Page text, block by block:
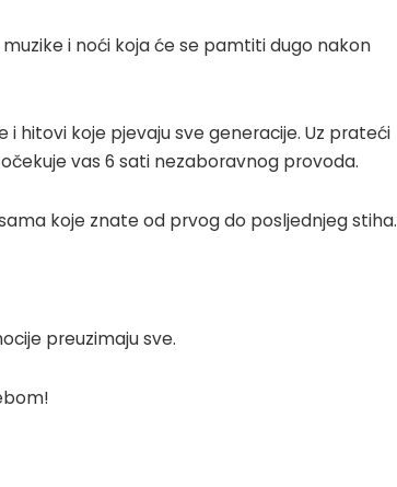
i noći koja će se pamtiti dugo nakon
i hitovi koje pjevaju sve generacije. Uz prateći
vas 6 sati nezaboravnog provoda.
koje znate od prvog do posljednjeg stiha.
preuzimaju sve.